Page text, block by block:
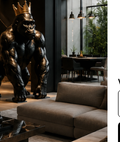
et fidèles
et les rayures